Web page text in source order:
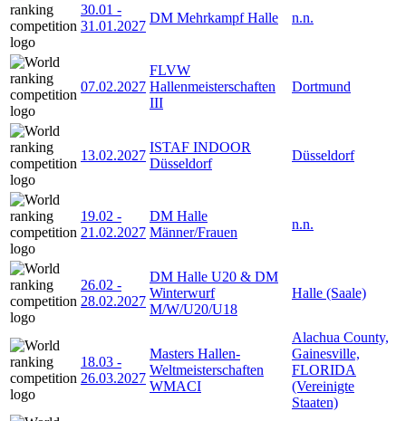
30.01 -
31.01.2027
DM Mehrkampf Halle n.n.
07.02.2027
FLVW
Hallenmeisterschaften
III
Dortmund
13.02.2027
ISTAF INDOOR
Düsseldorf
Düsseldorf
19.02 -
21.02.2027
DM Halle
Männer/Frauen
n.n.
26.02 -
28.02.2027
DM Halle U20 & DM
Winterwurf
M/W/U20/U18
Halle (Saale)
18.03 -
26.03.2027
Masters Hallen-
Weltmeisterschaften
WMACI
Alachua County,
Gainesville,
FLORIDA
(Vereinigte
Staaten)